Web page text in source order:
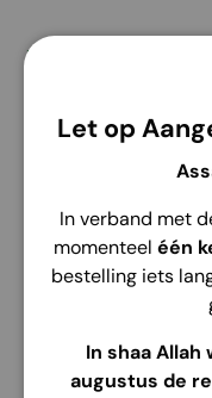
Description
Marque : Alila
Let op
In verband met
momenteel één
bestelling iets
In shaa Allah
augustus de